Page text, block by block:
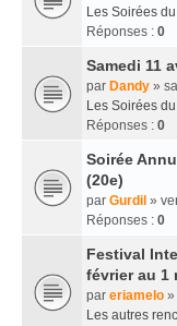
Les Soirées
Réponses : 0
Samedi 11
par Dandy »
Les Soirées
Réponses : 0
Soirée
(20e)
par Gurdil »
Réponses : 0
Festival
février au 1
par eriamelo »
Les autres